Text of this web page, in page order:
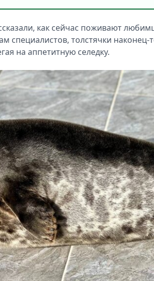
как сейчас поживают
специалистов, толстячки наконец-
на аппетитную селедку.